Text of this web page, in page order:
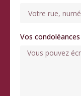
Vos condoléances